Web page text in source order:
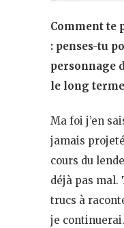
Comment te
: penses-tu
personnage
le long
Ma foi j’en
jamais
cours du
déjà pas mal.
trucs à
je